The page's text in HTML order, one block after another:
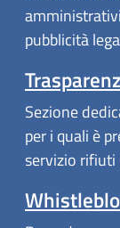
pubblicità
Sezione
per i quali è
servizio rifiuti